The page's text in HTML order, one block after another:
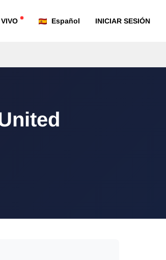
Español INICIAR SESIÓN